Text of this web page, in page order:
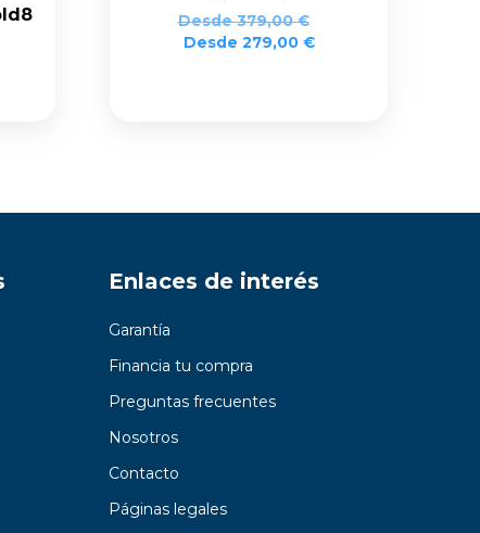
Desde379,00€
Desde 279,00 €
Enlaces de interés
Garantía
Financia tu compra
Preguntas frecuentes
Nosotros
Contacto
Páginas legales